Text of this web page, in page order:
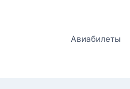
Авиабилеты